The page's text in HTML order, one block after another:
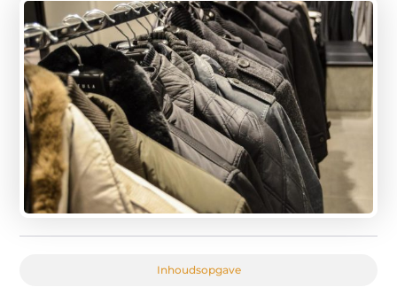
Inhoudsopgave